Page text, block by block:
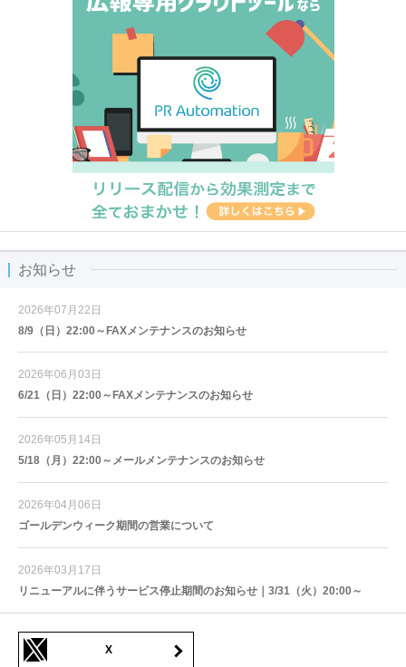
お知らせ
2026年07月22日
8/9（日）22:00～FAXメンテナンスのお知らせ
2026年06月03日
6/21（日）22:00～FAXメンテナンスのお知らせ
2026年05月14日
5/18（月）22:00～メールメンテナンスのお知らせ
2026年04月06日
ゴールデンウィーク期間の営業について
2026年03月17日
リニューアルに伴うサービス停止期間のお知らせ｜3/31（火）20:00～
X